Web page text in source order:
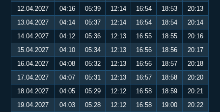
12.04.2027 04:16 05:39 12:14 16:54 18:53
20:13
13.04.2027
04:14 05:37 12:14 16:54 18:54
20:14
14.04.2027
04:12 05:36 12:13 16:55 18:55
20:16
15.04.2027
04:10 05:34 12:13 16:56 18:56
20:17
16.04.2027
04:08 05:32 12:13 16:56 18:57
20:18
17.04.2027
04:07 05:31 12:13 16:57 18:58
20:20
18.04.2027
04:05 05:29 12:12 16:58 18:59
20:21
19.04.2027
04:03 05:28 12:12 16:58 19:00
20:22